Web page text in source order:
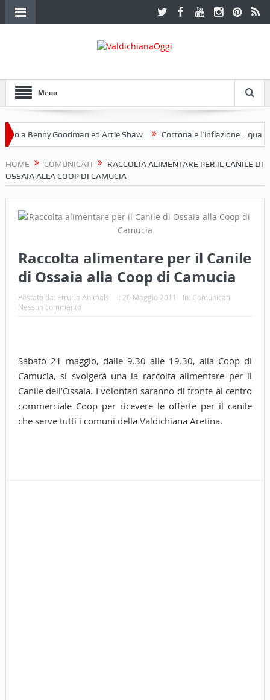
Menu
a Benny Goodman ed Artie Shaw Cortona e l’inflazione…
HOME COMUNICATI
RACCOLTA ALIMENTARE PER IL CANILE DI
OSSAIA ALLA COOP DI CAMUCIA
Raccolta alimentare per il Canile
di Ossaia alla Coop di Camucia
Postato da: Etruria Animals il: 20 Maggio 2011 In: Comunicati
Nessun commento
Sabato 21 maggio, dalle 9.30 alle 19.30, alla Coop di
Camucìa, si svolgerà una la raccolta alimentare per il
Canile dell’Ossaia. I volontari saranno di fronte al centro
commerciale Coop per ricevere le offerte per il canile
che serve tutti i comuni della Valdichiana Aretina.